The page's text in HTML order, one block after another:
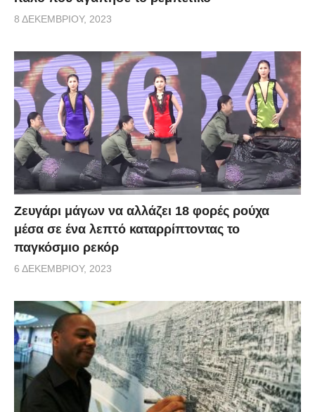
8 ΔΕΚΕΜΒΡΊΟΥ, 2023
Zευγάρι μάγων να αλλάζει 18 φορές ρούχα
μέσα σε ένα λεπτό καταρρίπτοντας το
παγκόσμιο ρεκόρ
6 ΔΕΚΕΜΒΡΊΟΥ, 2023